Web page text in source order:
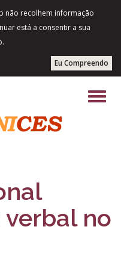
não recolhem informação
está a consentir a sua
Eu Compreendo
no